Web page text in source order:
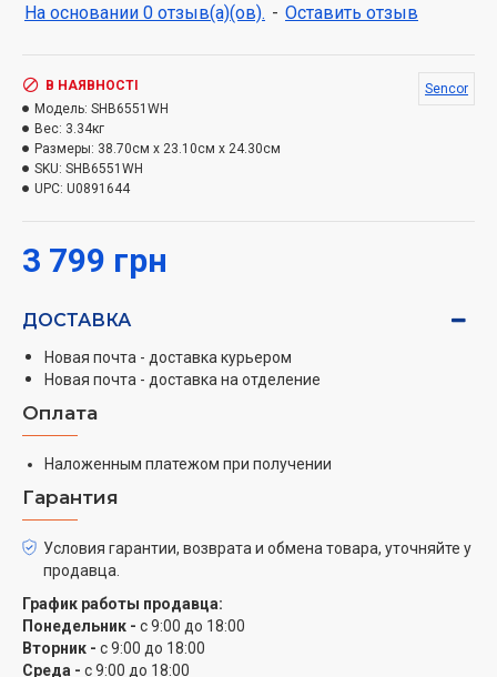
измельчения, смешивания, и других задач. Высокая
На основании 0 отзыв(а)(ов). - Оставить отзыв
3 799 грн
В НАЯВНОСТІ
Модель: SHB6551WH
Вес: 3.34кг
Размеры: 38.70см x 23.10см x 24.30см
SKU: SHB6551WH
UPC: U0891644
Sencor
ДОСТАВКА
Новая почта - доставка курьером
Новая почта - доставка на отделение
Оплата
Наложенным платежом при получении
Гарантия
Условия гарантии, возврата и обмена товара, уточняйте у
продавца.
График работы продавца:
Понедельник - с 9:00 до 18:00
Вторник - с 9:00 до 18:00
Среда - с 9:00 до 18:00